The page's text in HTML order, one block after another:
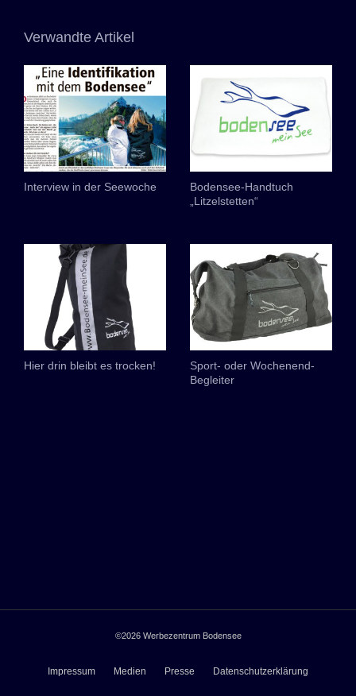
Verwandte Artikel
Interview in der Seewoche
Bodensee-Handtuch
„Litzelstetten“
Hier drin bleibt es trocken!
Sport- oder Wochenend-
Begleiter
©2026 Werbezentrum Bodensee
Impressum Medien Presse Datenschutzerklärung